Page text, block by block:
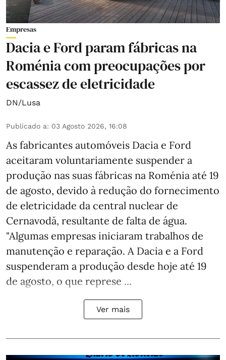
Empresas
Dacia e Ford param fábricas na
Roménia com preocupações por
escassez de eletricidade
DN/Lusa
Publicado a: 03 Agosto 2026, 16:08
As fabricantes automóveis Dacia e Ford
aceitaram voluntariamente suspender a
produção nas suas fábricas na Roménia até 19
de agosto, devido à redução do fornecimento
de eletricidade da central nuclear de
Cernavodă, resultante de falta de água.
"Algumas empresas iniciaram trabalhos de
manutenção e reparação. A Dacia e a Ford
suspenderam a produção desde hoje até 19
de agosto, o que represe ...
Ver mais